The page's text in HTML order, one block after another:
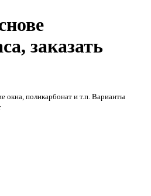
заказать
окна, поликарбонат и т.п. Варианты